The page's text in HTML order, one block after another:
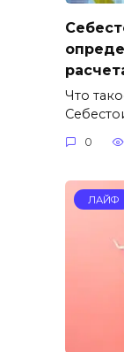
Что
0
ЛАЙФ